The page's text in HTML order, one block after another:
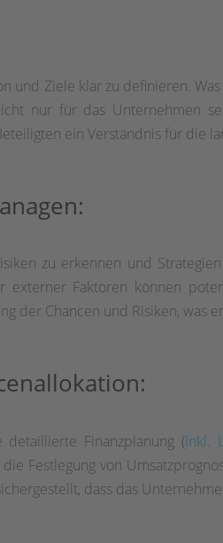
und Ziele klar zu definieren.
nur für das Unternehmen
ein Verständnis für die
zu erkennen und
Faktoren können
der Chancen und Risiken, was
Finanzplanung (inkl.
Festlegung von
dass das